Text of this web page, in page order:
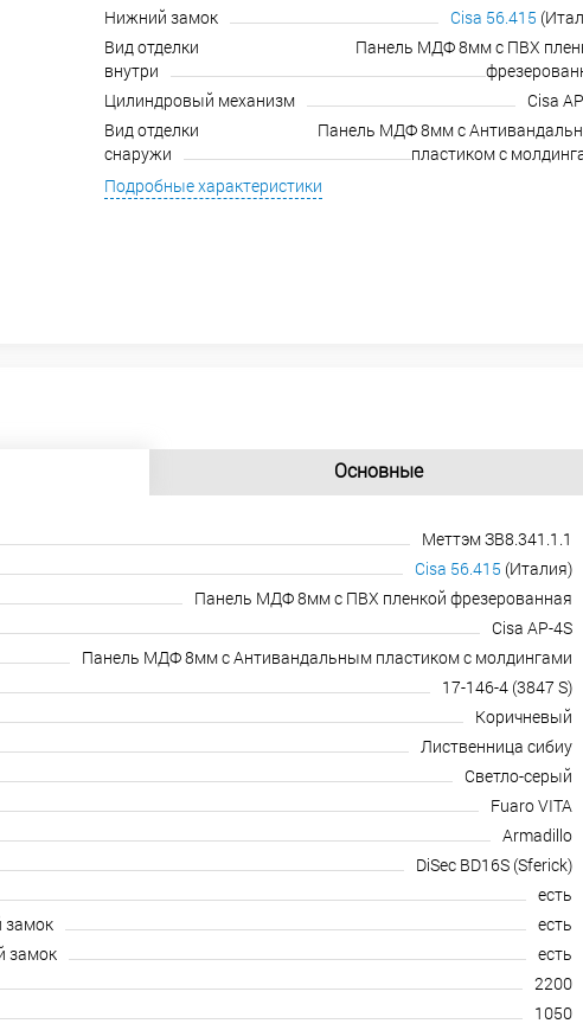
Нижний замок
Cisa 56.415
Вид отделки
внутри
Панель МДФ 8мм с ПВХ
Цилиндровый механизм
Cisa
Вид отделки
снаружи
Панель МДФ 8мм с
пластиком с
Подробные характеристики
Основные
Меттэм ЗВ8.341.1.1
Cisa 56.415 (Италия)
Панель МДФ 8мм с ПВХ пленкой фрезерованная
Cisa AP-4S
Панель МДФ 8мм с Антивандальным пластиком с молдингами
17-146-4 (3847 S)
Коричневый
Лиственница сибиу
Светло-серый
Fuaro VITA
Armadillo
DiSec BD16S (Sferick)
есть
замок
есть
замок
есть
2200
1050